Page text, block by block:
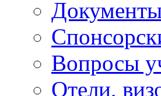
Вопросы
Отели,